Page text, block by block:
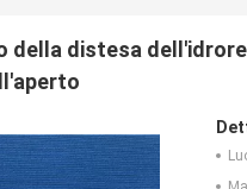
della distesa